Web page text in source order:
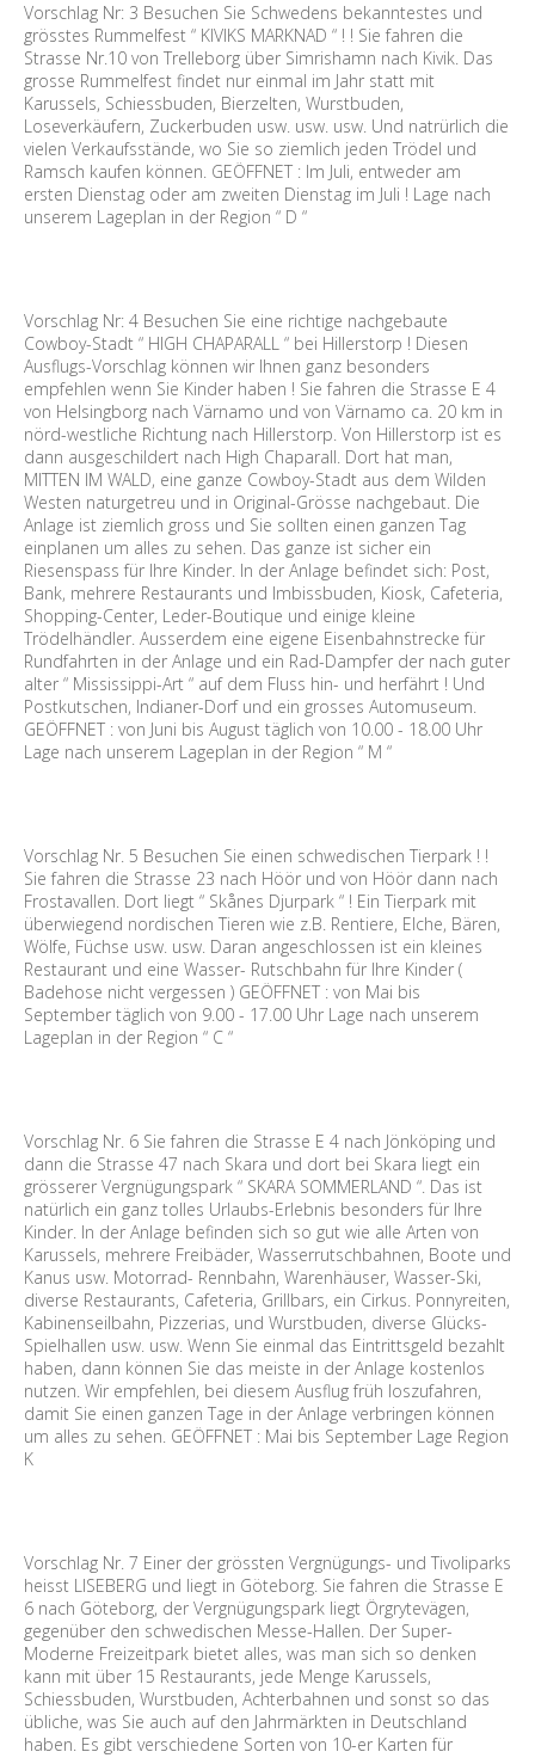
Vorschlag Nr: 3 Besuchen Sie Schwedens bekanntestes und
grösstes Rummelfest “ KIVIKS MARKNAD “ ! ! Sie fahren die
Strasse Nr.10 von Trelleborg über Simrishamn nach Kivik. Das
grosse Rummelfest findet nur einmal im Jahr statt mit
Karussels, Schiessbuden, Bierzelten, Wurstbuden,
Loseverkäufern, Zuckerbuden usw. usw. usw. Und natrürlich die
vielen Verkaufsstände, wo Sie so ziemlich jeden Trödel und
Ramsch kaufen können. GEÖFFNET : Im Juli, entweder am
ersten Dienstag oder am zweiten Dienstag im Juli ! Lage nach
unserem Lageplan in der Region “ D “
Vorschlag Nr: 4 Besuchen Sie eine richtige nachgebaute
Cowboy-Stadt “ HIGH CHAPARALL “ bei Hillerstorp ! Diesen
Ausflugs-Vorschlag können wir Ihnen ganz besonders
empfehlen wenn Sie Kinder haben ! Sie fahren die Strasse E 4
von Helsingborg nach Värnamo und von Värnamo ca. 20 km in
nörd-westliche Richtung nach Hillerstorp. Von Hillerstorp ist es
dann ausgeschildert nach High Chaparall. Dort hat man,
MITTEN IM WALD, eine ganze Cowboy-Stadt aus dem Wilden
Westen naturgetreu und in Original-Grösse nachgebaut. Die
Anlage ist ziemlich gross und Sie sollten einen ganzen Tag
einplanen um alles zu sehen. Das ganze ist sicher ein
Riesenspass für Ihre Kinder. In der Anlage befindet sich: Post,
Bank, mehrere Restaurants und Imbissbuden, Kiosk, Cafeteria,
Shopping-Center, Leder-Boutique und einige kleine
Trödelhändler. Ausserdem eine eigene Eisenbahnstrecke für
Rundfahrten in der Anlage und ein Rad-Dampfer der nach guter
alter “ Mississippi-Art “ auf dem Fluss hin- und herfährt ! Und
Postkutschen, Indianer-Dorf und ein grosses Automuseum.
GEÖFFNET : von Juni bis August täglich von 10.00 - 18.00 Uhr
Lage nach unserem Lageplan in der Region “ M “
Vorschlag Nr. 5 Besuchen Sie einen schwedischen Tierpark ! !
Sie fahren die Strasse 23 nach Höör und von Höör dann nach
Frostavallen. Dort liegt “ Skånes Djurpark “ ! Ein Tierpark mit
überwiegend nordischen Tieren wie z.B. Rentiere, Elche, Bären,
Wölfe, Füchse usw. usw. Daran angeschlossen ist ein kleines
Restaurant und eine Wasser- Rutschbahn für Ihre Kinder (
Badehose nicht vergessen ) GEÖFFNET : von Mai bis
September täglich von 9.00 - 17.00 Uhr Lage nach unserem
Lageplan in der Region “ C “
Vorschlag Nr. 6 Sie fahren die Strasse E 4 nach Jönköping und
dann die Strasse 47 nach Skara und dort bei Skara liegt ein
grösserer Vergnügungspark “ SKARA SOMMERLAND “. Das ist
natürlich ein ganz tolles Urlaubs-Erlebnis besonders für Ihre
Kinder. In der Anlage befinden sich so gut wie alle Arten von
Karussels, mehrere Freibäder, Wasserrutschbahnen, Boote und
Kanus usw. Motorrad- Rennbahn, Warenhäuser, Wasser-Ski,
diverse Restaurants, Cafeteria, Grillbars, ein Cirkus. Ponnyreiten,
Kabinenseilbahn, Pizzerias, und Wurstbuden, diverse Glücks-
Spielhallen usw. usw. Wenn Sie einmal das Eintrittsgeld bezahlt
haben, dann können Sie das meiste in der Anlage kostenlos
nutzen. Wir empfehlen, bei diesem Ausflug früh loszufahren,
damit Sie einen ganzen Tage in der Anlage verbringen können
um alles zu sehen. GEÖFFNET : Mai bis September Lage Region
K
Vorschlag Nr. 7 Einer der grössten Vergnügungs- und Tivoliparks
heisst LISEBERG und liegt in Göteborg. Sie fahren die Strasse E
6 nach Göteborg, der Vergnügungspark liegt Örgrytevägen,
gegenüber den schwedischen Messe-Hallen. Der Super-
Moderne Freizeitpark bietet alles, was man sich so denken
kann mit über 15 Restaurants, jede Menge Karussels,
Schiessbuden, Wurstbuden, Achterbahnen und sonst so das
übliche, was Sie auch auf den Jahrmärkten in Deutschland
haben. Es gibt verschiedene Sorten von 10-er Karten für